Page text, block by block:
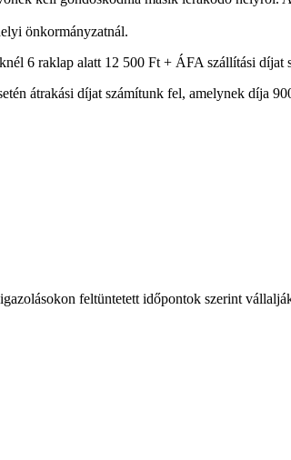
önkormányzatnál.
6 raklap alatt 12 500 Ft + ÁFA szállítási díjat
átrakási díjat számítunk fel, amelynek díja
feltüntetett időpontok szerint